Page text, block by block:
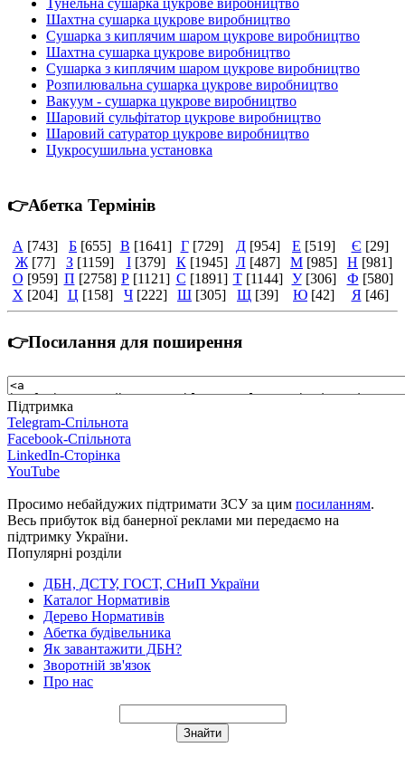
Тунельна сушарка цукрове виробництво
Шахтна сушарка цукрове виробництво
Сушарка з киплячим шаром цукрове виробництво
Шахтна сушарка цукрове виробництво
Сушарка з киплячим шаром цукрове виробництво
Розпилювальна сушарка цукрове виробництво
Вакуум - сушарка цукрове виробництво
Шаровий сульфітатор цукрове виробництво
Шаровий сатуратор цукрове виробництво
Цукросушильна установка
👉Абетка Термінів
А [743] Б [655] В [1641] Г [729] Д [954] Е [519] Є [29]
Ж [77] З [1159] І [379] К [1945] Л [487] М [985] Н [981]
О [959] П [2758] Р [1121] С [1891] Т [1144] У [306] Ф [580]
Х [204] Ц [158] Ч [222] Ш [305] Щ [39] Ю [42] Я [46]
👉Посилання для поширення
Підтримка
Telegram-Спільнота
Facebook-Спільнота
LinkedIn-Сторінка
YouTube
Просимо небайдужих підтримати ЗСУ за цим посиланням.
Весь прибуток від банерної реклами ми передаємо на
підтримку України.
Популярні розділи
ДБН, ДСТУ, ГОСТ, СНиП України
Каталог Нормативів
Дерево Нормативів
Абетка будівельника
Як завантажити ДБН?
Зворотній зв'язок
Про нас